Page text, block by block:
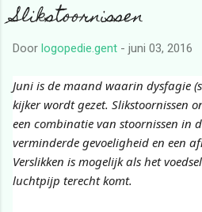
Slikstoornissen
Door logopedie.gent - juni 03, 2016
Juni is de maand waarin dysfagie
kijker wordt gezet. Slikstoornissen
een combinatie van stoornissen in
verminderde gevoeligheid en een
Verslikken is mogelijk als het
luchtpijp terecht komt.